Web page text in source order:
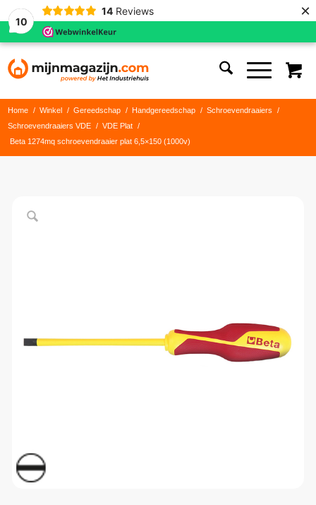
10
14 Reviews ×
Home / Winkel / Gereedschap / Handgereedschap / Schroevendraaiers
/
Schroevendraaiers VDE
/ VDE Plat
/
Beta 1274mq schroevendraaier plat 6,5×150 (1000v)